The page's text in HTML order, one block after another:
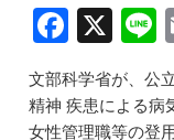
F
a
c
X
文部科学省が、公
精神 疾患による病
女性管理職等の登